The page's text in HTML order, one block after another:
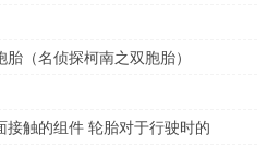
（名侦探柯南之双胞胎）
触的组件 轮胎对于行驶时的